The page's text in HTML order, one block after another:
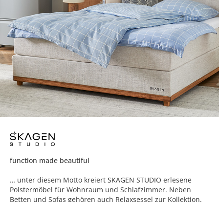
function made beautiful
… unter diesem Motto kreiert SKAGEN STUDIO erlesene
Polstermöbel für Wohnraum und Schlafzimmer. Neben
Betten und Sofas gehören auch Relaxsessel zur Kollektion.